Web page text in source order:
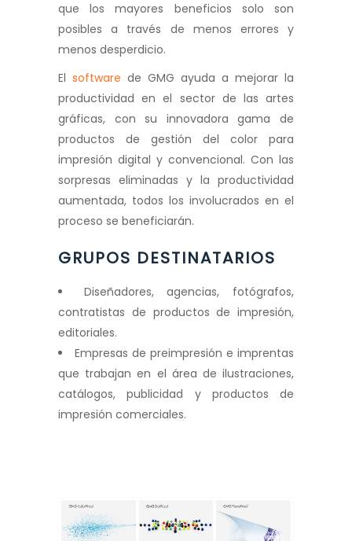
que los mayores beneficios solo son
posibles a través de menos errores y
menos desperdicio.
El software de GMG ayuda a mejorar la
productividad en el sector de las artes
gráficas, con su innovadora gama de
productos de gestión del color para
impresión digital y convencional. Con las
sorpresas eliminadas y la productividad
aumentada, todos los involucrados en el
proceso se beneficiarán.
GRUPOS DESTINATARIOS
Diseñadores, agencias, fotógrafos,
contratistas de productos de impresión,
editoriales.
Empresas de preimpresión e imprentas
que trabajan en el área de ilustraciones,
catálogos, publicidad y productos de
impresión comerciales.